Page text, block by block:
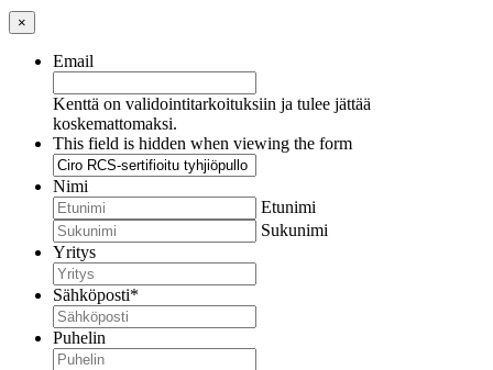
×
Email
Kenttä on validointitarkoituksiin ja tulee jättää
koskemattomaksi.
This field is hidden when viewing the form
Nimi
Etunimi
Sukunimi
Yritys
Sähköposti*
Puhelin